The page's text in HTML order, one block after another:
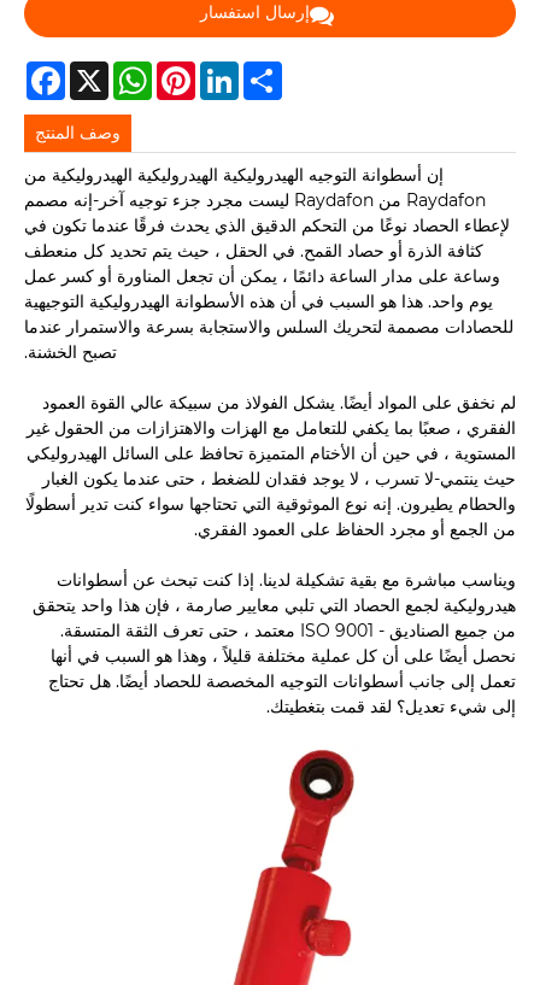
إرسال استفسار
X
WhatsAppPinterestLinkedInShare
وصف المنتج
إن أسطوانة التوجيه الهيدروليكية الهيدروليكية الهيدروليكية من
Raydafon من Raydafon ليست مجرد جزء توجيه آخر-إنه مصمم
لإعطاء الحصاد نوعًا من التحكم الدقيق الذي يحدث فرقًا عندما تكون في
كثافة الذرة أو حصاد القمح. في الحقل ، حيث يتم تحديد كل منعطف
وساعة على مدار الساعة دائمًا ، يمكن أن تجعل المناورة أو كسر عمل
يوم واحد. هذا هو السبب في أن هذه الأسطوانة الهيدروليكية التوجيهية
للحصادات مصممة لتحريك السلس والاستجابة بسرعة والاستمرار عندما
تصبح الخشنة.
لم نخفق على المواد أيضًا. يشكل الفولاذ من سبيكة عالي القوة العمود
الفقري ، صعبًا بما يكفي للتعامل مع الهزات والاهتزازات من الحقول غير
المستوية ، في حين أن الأختام المتميزة تحافظ على السائل الهيدروليكي
حيث ينتمي-لا تسرب ، لا يوجد فقدان للضغط ، حتى عندما يكون الغبار
والحطام يطيرون. إنه نوع الموثوقية التي تحتاجها سواء كنت تدير أسطولًا
من الجمع أو مجرد الحفاظ على العمود الفقري.
ويناسب مباشرة مع بقية تشكيلة لدينا. إذا كنت تبحث عن أسطوانات
هيدروليكية لجمع الحصاد التي تلبي معايير صارمة ، فإن هذا واحد يتحقق
من جميع الصناديق - ISO 9001 معتمد ، حتى تعرف الثقة المتسقة.
نحصل أيضًا على أن كل عملية مختلفة قليلاً ، وهذا هو السبب في أنها
تعمل إلى جانب أسطوانات التوجيه المخصصة للحصاد أيضًا. هل تحتاج
إلى شيء تعديل؟ لقد قمت بتغطيتك.